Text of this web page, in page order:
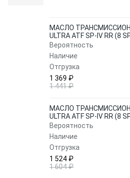
МАСЛО
ULTRA ATF SP-IV RR (8
Вероятность
Наличие
Отгрузка
1 369 ₽
1 441 ₽
МАСЛО
ULTRA ATF SP-IV RR (8
Вероятность
Наличие
Отгрузка
1 524 ₽
1 604 ₽